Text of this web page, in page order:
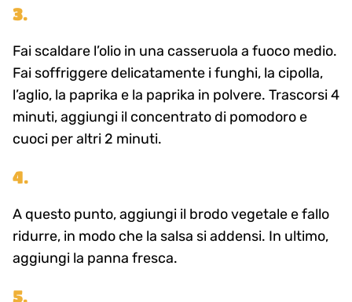
3.
Fai scaldare l’olio in una casseruola a fuoco medio.
Fai soffriggere delicatamente i funghi, la cipolla,
l’aglio, la paprika e la paprika in polvere. Trascorsi 4
minuti, aggiungi il concentrato di pomodoro e
cuoci per altri 2 minuti.
4.
A questo punto, aggiungi il brodo vegetale e fallo
ridurre, in modo che la salsa si addensi. In ultimo,
aggiungi la panna fresca.
5.